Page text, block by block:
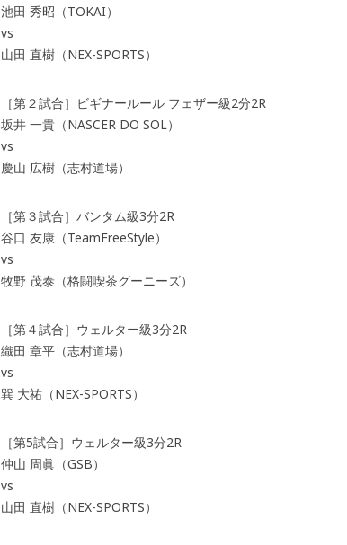
池田 秀昭（TOKAI）
vs
山田 直樹（NEX-SPORTS）
［第２試合］ビギナールール フェザー級2分2R
坂井 一貴（NASCER DO SOL）
vs
慶山 広樹（志村道場）
［第３試合］バンタム級3分2R
谷口 友康（TeamFreeStyle）
vs
牧野 茂泰（格闘喫茶グーニーズ）
［第４試合］ウェルター級3分2R
織田 章平（志村道場）
vs
巽 大祐（NEX-SPORTS）
［第5試合］ウェルター級3分2R
仲山 周眞（GSB）
vs
山田 直樹（NEX-SPORTS）